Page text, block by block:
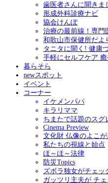
歯医者さんに聞きま
形成外科診療ナビ
協会けんぽ
治療の最前線！専門
和歌山市保健所だよ
タニタに聞く! 健康
手軽にセルフケア
暮らそら
newスポット
イベント
コーナー
イケメンパパ
キラリママ
ちまたで話題のスグ
Cinema Preview
文化財 仏像のよこが
私たちの視線と始点
ほ～ほ～法律
防災Topics
ズボラ独女がチェッ
ガッツリ主夫が チ